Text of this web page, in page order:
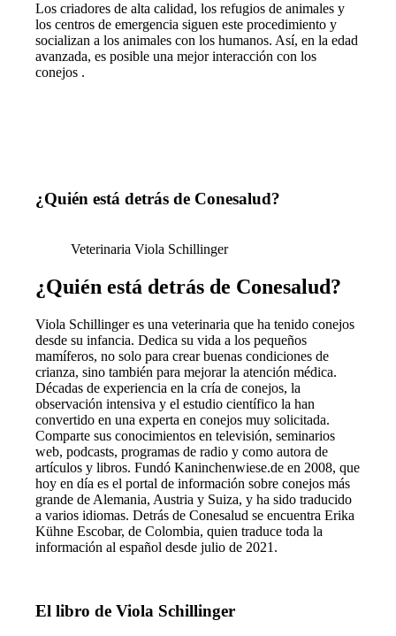
Los criadores de alta calidad, los refugios de animales y
los centros de emergencia siguen este procedimiento y
socializan a los animales con los humanos. Así, en la edad
avanzada, es posible una mejor interacción con los
conejos .
¿Quién está detrás de Conesalud?
Veterinaria Viola Schillinger
¿Quién está detrás de Conesalud?
Viola Schillinger es una veterinaria que ha tenido conejos
desde su infancia. Dedica su vida a los pequeños
mamíferos, no solo para crear buenas condiciones de
crianza, sino también para mejorar la atención médica.
Décadas de experiencia en la cría de conejos, la
observación intensiva y el estudio científico la han
convertido en una experta en conejos muy solicitada.
Comparte sus conocimientos en televisión, seminarios
web, podcasts, programas de radio y como autora de
artículos y libros. Fundó Kaninchenwiese.de en 2008, que
hoy en día es el portal de información sobre conejos más
grande de Alemania, Austria y Suiza, y ha sido traducido
a varios idiomas. Detrás de Conesalud se encuentra Erika
Kühne Escobar, de Colombia, quien traduce toda la
información al español desde julio de 2021.
El libro de Viola Schillinger